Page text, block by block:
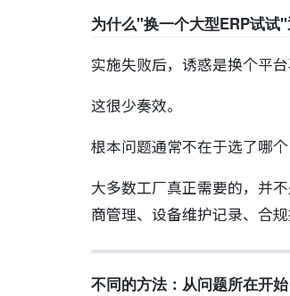
为什么"换一个大型ERP试试
实施失败后，诱惑是换个平
这很少奏效。
根本问题通常不在于选了哪
大多数工厂真正需要的，并
商管理、设备维护记录、合
不同的方法：从问题所在开始